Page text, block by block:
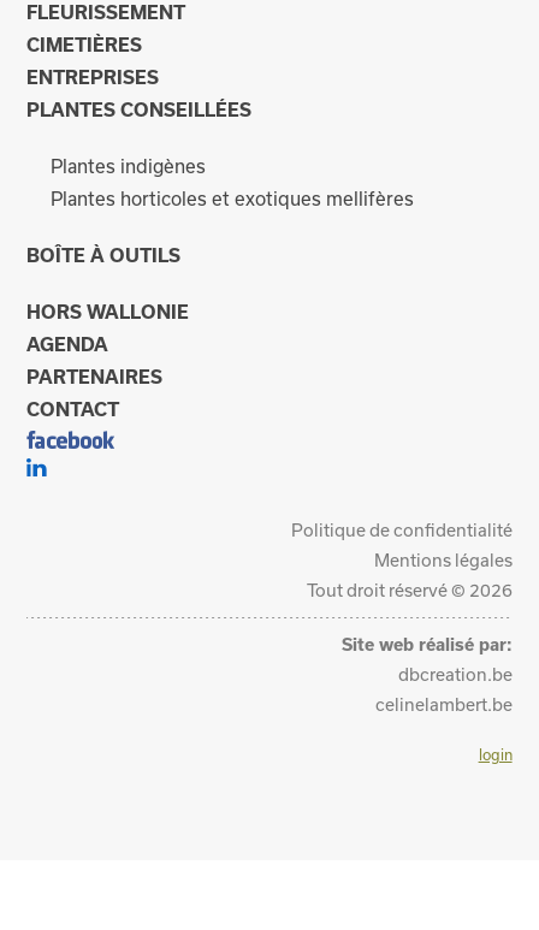
FLEURISSEMENT
CIMETIÈRES
ENTREPRISES
PLANTES CONSEILLÉES
Plantes indigènes
Plantes horticoles et exotiques mellifères
BOÎTE À OUTILS
HORS WALLONIE
AGENDA
PARTENAIRES
CONTACT
Politique de confidentialité
Mentions légales
Tout droit réservé © 2026
Site web réalisé par:
dbcreation.be
celinelambert.be
login